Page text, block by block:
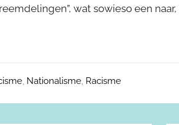
wat sowieso een
, Nationalisme, Racisme